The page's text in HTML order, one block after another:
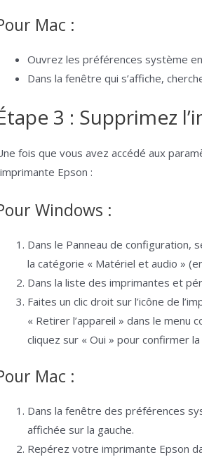
Mac :
Ouvrez les préférences système
Dans la fenêtre qui s’affiche,
3 : Supprimez
fois que vous avez accédé aux
Epson :
Windows :
Dans le Panneau de configuration,
la catégorie « Matériel et audio »
Dans la liste des imprimantes et
Faites un clic droit sur l’icône de
« Retirer l’appareil » dans le
cliquez sur « Oui » pour confirmer
Mac :
Dans la fenêtre des préférences
affichée sur la gauche.
Repérez votre imprimante Epson